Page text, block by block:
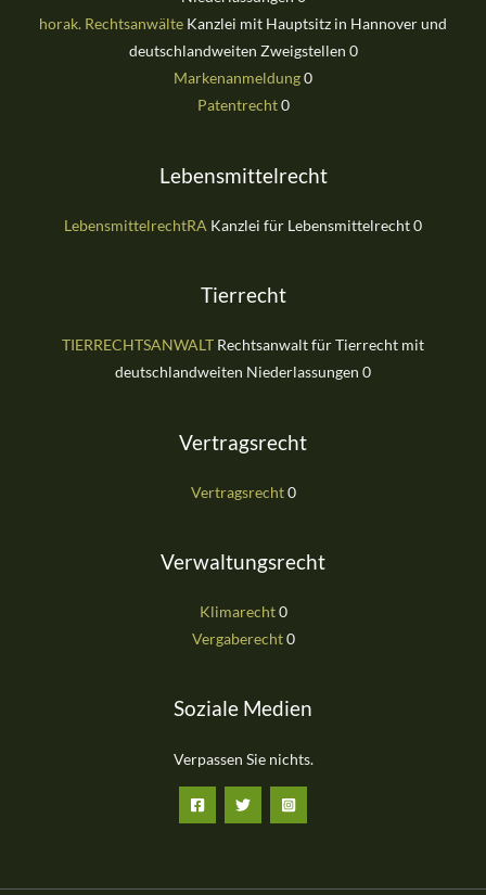
horak. Rechtsanwälte Kanzlei mit Hauptsitz in Hannover und
deutschlandweiten Zweigstellen 0
Markenanmeldung0
Patentrecht0
Lebensmittelrecht
LebensmittelrechtRA Kanzlei für Lebensmittelrecht 0
Tierrecht
TIERRECHTSANWALT Rechtsanwalt für Tierrecht mit
deutschlandweiten Niederlassungen 0
Vertragsrecht
Vertragsrecht0
Verwaltungsrecht
Klimarecht0
Vergaberecht0
Soziale Medien
Verpassen Sie nichts.